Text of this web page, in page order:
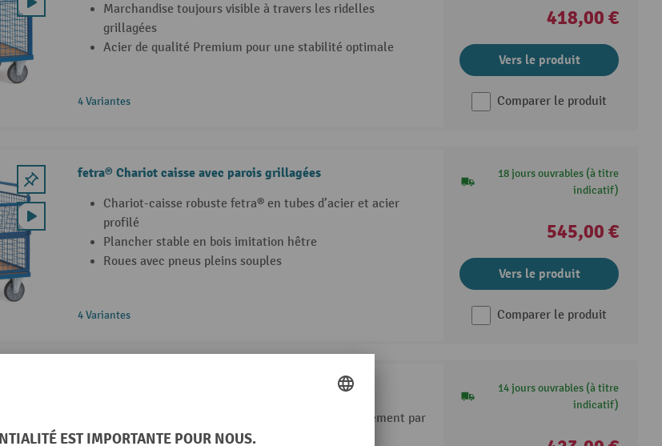
Marchandise toujours visible à travers les ridelles
grillagées
Acier de qualité Premium pour une stabilité optimale
4 Variantes
418,00 €
Vers le produit
Comparer le produit
fetra® Chariot caisse avec parois grillagées
Chariot-caisse robuste fetra® en tubes d’acier et acier
profilé
Plancher stable en bois imitation hêtre
Roues avec pneus pleins souples
4 Variantes
18 jours ouvrables (à titre
indicatif)
545,00 €
Vers le produit
Comparer le produit
Cadre tubulaire en acier profilé soudé avec revêtement par
poudrage
14 jours ouvrables (à titre
indicatif)